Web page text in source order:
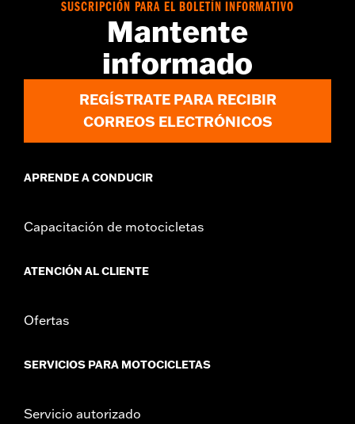
GARANTÍA:1 año de garantía limitada – Consultawww.h-
para más información
SUSCRIPCIÓN PARA EL BOLETÍN INFORMATIVO
Mantente
informado
REGÍSTRATE PARA RECIBIR
CORREOS ELECTRÓNICOS
APRENDE A CONDUCIR
Capacitación de motocicletas
ATENCIÓN AL CLIENTE
Ofertas
SERVICIOS PARA MOTOCICLETAS
Servicio autorizado